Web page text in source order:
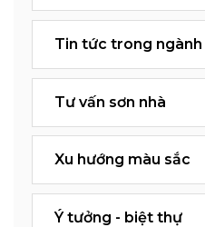
Tin tức trong ngành
Tư vấn sơn nhà
Xu hướng màu sắc
Ý tưởng - biệt thự